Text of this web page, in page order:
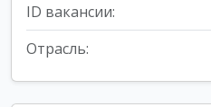
ID вакансии:
Отрасль: